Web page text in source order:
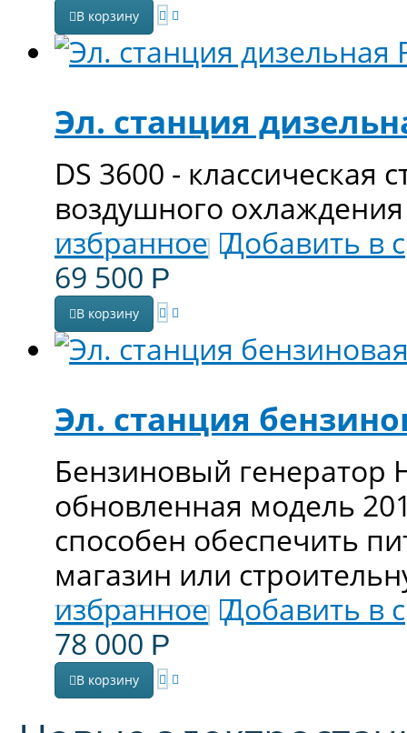
В корзину
Эл. станция
DS 3600 - классическая
воздушного
избранное Добавить в
69 500 Р
В корзину
Эл. станция
Бензиновый генератор
обновленная модель
способен обеспечить
магазин или
избранное Добавить в
78 000 Р
В корзину